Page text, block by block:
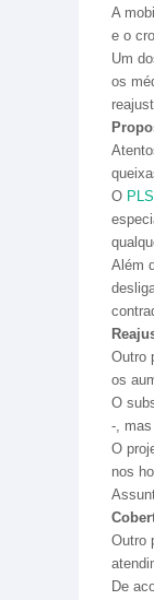
A
e o
Um
os
O
Além
Outro
os
O
-,
O
nos
Outro
De